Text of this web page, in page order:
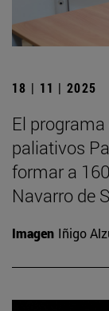
18 | 11 | 2025
El
paliativos
formar a
Navarro de
Imagen Iñigo